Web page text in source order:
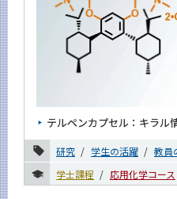
テルペンカプセル：キラル
研究 学生の活躍
教員
学士課程
応用化学コース